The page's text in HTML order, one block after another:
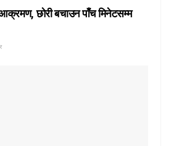
आक्रमण, छोरी बचाउन पाँच मिनेटसम्म